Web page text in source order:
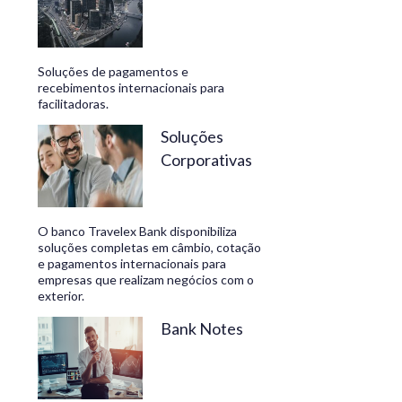
Soluções de pagamentos e
recebimentos internacionais para
facilitadoras.
Soluções
Corporativas
O banco Travelex Bank disponibiliza
soluções completas em câmbio, cotação
e pagamentos internacionais para
empresas que realizam negócios com o
exterior.
Bank Notes